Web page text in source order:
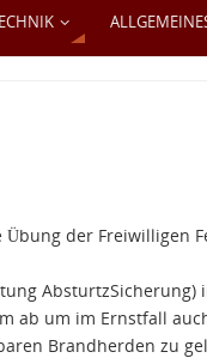
der Freiwilligen
AbsturtzSicherung)
ab um im Ernstfall
Brandherden zu